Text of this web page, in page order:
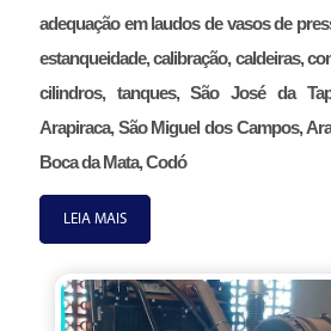
adequação em laudos de vasos de
estanqueidade, calibração, caldeiras,
cilindros, tanques, São José da
Arapiraca, São Miguel dos Campos,
Boca da Mata, Codó
LEIA MAIS